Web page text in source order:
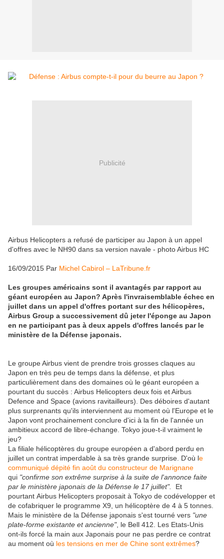
Publicité
Airbus Helicopters a refusé de participer au Japon à un appel
d'offres avec le NH90 dans sa version navale - photo Airbus HC
16/09/2015 Par Michel Cabirol – LaTribune.fr
Les groupes américains sont il avantagés par rapport au
géant européen au Japon? Après l'invraisemblable échec en
juillet dans un appel d'offres portant sur des hélicopères,
Airbus Group a successivement dû jeter l'éponge au Japon
en ne participant pas à deux appels d'offres lancés par le
ministère de la Défense japonais.
Le groupe Airbus vient de prendre trois grosses claques au
Japon en très peu de temps dans la défense, et plus
particulièrement dans des domaines où le géant européen a
pourtant du succès : Airbus Helicopters deux fois et Airbus
Defence and Space (avions ravitailleurs). Des déboires d'autant
plus surprenants qu'ils interviennent au moment où l'Europe et le
Japon vont prochainement conclure d'ici à la fin de l'année un
ambitieux accord de libre-échange. Tokyo joue-t-il vraiment le
jeu?
La filiale hélicoptères du groupe européen a d'abord perdu en
juillet un contrat imperdable à sa très grande surprise. D'où le
communiqué dépité fin août du constructeur de Marignane
qui "confirme son extrême surprise à la suite de l'annonce faite
par le ministère japonais de la Défense le 17 juillet".
Et
pourtant Airbus Helicopters proposait à Tokyo de codévelopper et
de cofabriquer le programme X9, un hélicoptère de 4 à 5 tonnes.
Mais le ministère de la Défense japonais s'est tourné vers "une
plate-forme existante et ancienne", le Bell 412. Les Etats-Unis
ont-ils forcé la main aux Japonais pour ne pas perdre ce contrat
au moment où les tensions en mer de Chine sont extrêmes?